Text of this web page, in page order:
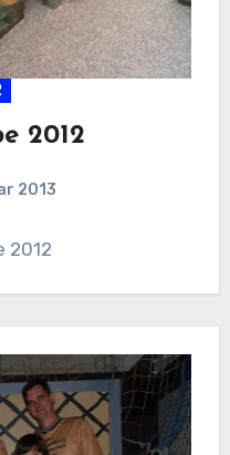
2012
2013
2012